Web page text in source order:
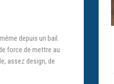
depuis un bail.
force de mettre au
assez design, de